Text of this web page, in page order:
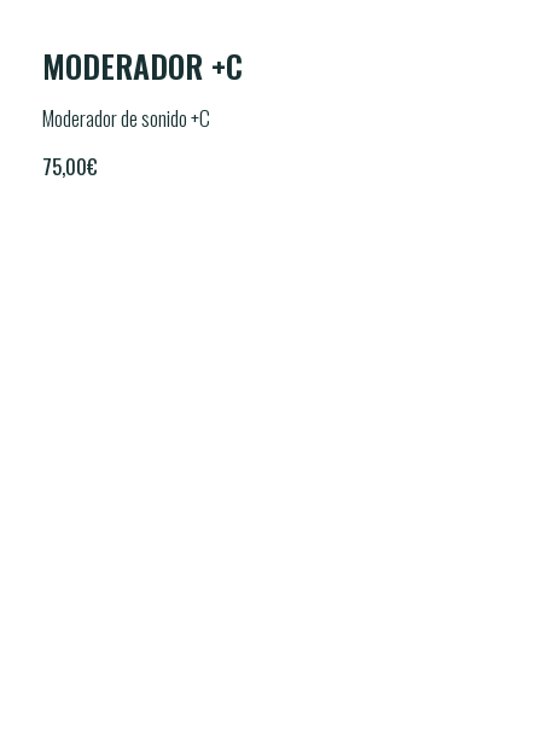
MODERADOR +C
Moderador de sonido +C
75,00€